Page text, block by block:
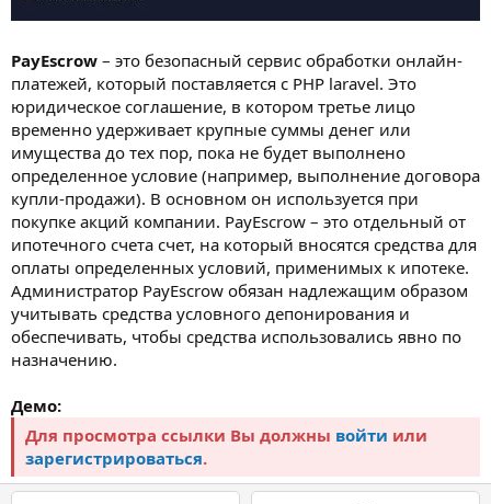
PayEscrow – это безопасный сервис обработки онлайн-
платежей, который поставляется с PHP laravel. Это
юридическое соглашение, в котором третье лицо
временно удерживает крупные суммы денег или
имущества до тех пор, пока не будет выполнено
определенное условие (например, выполнение договора
купли-продажи). В основном он используется при
покупке акций компании. PayEscrow – это отдельный от
ипотечного счета счет, на который вносятся средства для
оплаты определенных условий, применимых к ипотеке.
Администратор PayEscrow обязан надлежащим образом
учитывать средства условного депонирования и
обеспечивать, чтобы средства использовались явно по
назначению.
Демо:
Для просмотра ссылки Вы должны войти или
зарегистрироваться.